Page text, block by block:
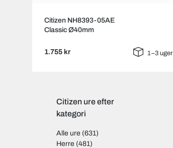
Citizen NH8393-05AE
Classic Ø40mm
1.755 kr 1–3 uger
Citizen ure efter
kategori
Alle ure (631)
Herre (481)